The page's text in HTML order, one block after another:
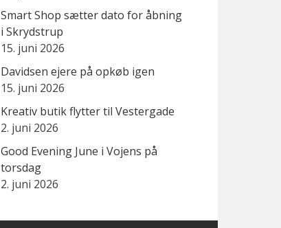
Smart Shop sætter dato for åbning
i Skrydstrup
15. juni 2026
Davidsen ejere på opkøb igen
15. juni 2026
Kreativ butik flytter til Vestergade
2. juni 2026
Good Evening June i Vojens på
torsdag
2. juni 2026